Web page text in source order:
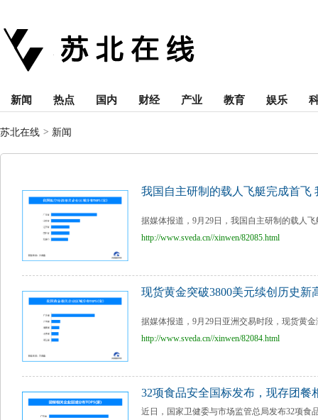
新闻 热点 国内 财经 产业 教育 娱乐
苏北在线 > 新闻
我国自主研制的载人飞艇完成首飞
据媒体报道，9月29日，我国自主研制的载人
http://www.sveda.cn//xinwen/82085.html
现货黄金突破3800美元续创历史新
据媒体报道，9月29日亚洲交易时段，现货黄
http://www.sveda.cn//xinwen/82084.html
32项食品安全国标发布，现存团餐
近日，国家卫健委与市场监管总局发布32项食